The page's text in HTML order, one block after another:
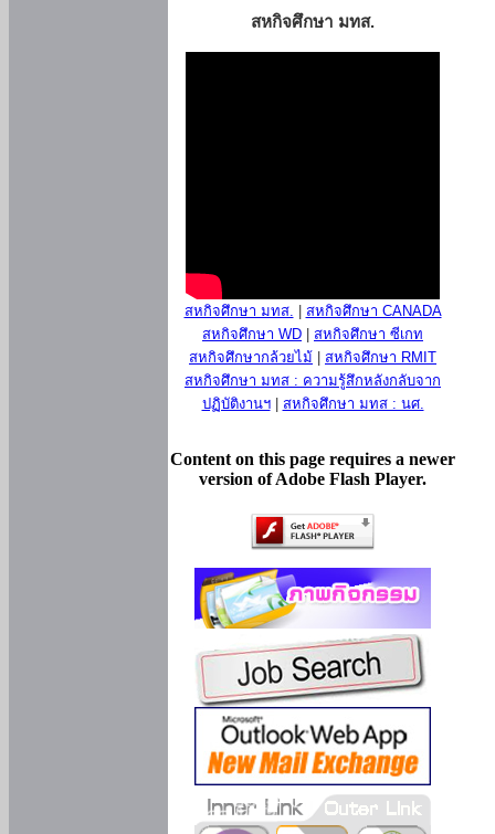
สหกิจศึกษา มทส.
สหกิจศึกษา มทส.
สหกิจศึกษา CANADA
สหกิจศึกษา WD
สหกิจศึกษา ซีเกท
สหกิจศึกษากล้วยไม้
สหกิจศึกษา RMIT
สหกิจศึกษา มทส : ความรู้สึกหลังกลับจาก
ปฏิบัติงานฯ| สหกิจศึกษา มทส : นศ.
Content on this page requires a newer
version of Adobe Flash Player.